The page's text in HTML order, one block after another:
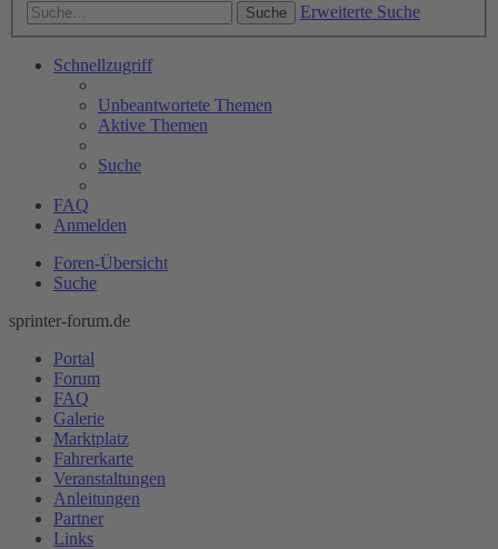
Suche Erweiterte Suche
Schnellzugriff
Unbeantwortete Themen
Aktive Themen
Suche
FAQ
Anmelden
Foren-Übersicht
Suche
sprinter-forum.de
Portal
Forum
FAQ
Galerie
Marktplatz
Fahrerkarte
Veranstaltungen
Anleitungen
Partner
Links